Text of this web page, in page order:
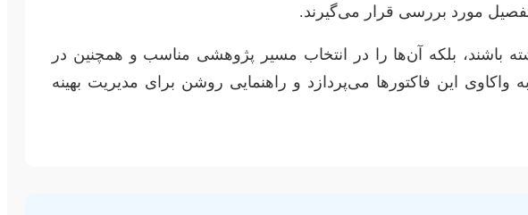
مورد بررسی قرار می‌گیرند.
باشند، بلکه آن‌ها را در انتخاب مسیر پژوهشی مناسب و همچنین در
این فاکتورها می‌پردازد و راهنمایی روشن برای مدیریت بهینه